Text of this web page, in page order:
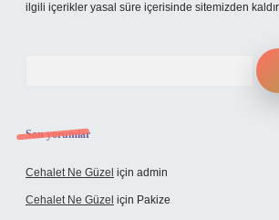
ilgili içerikler yasal süre içerisinde sitemizden
Son yorumlar
Cehalet Ne Güzel için admin
Cehalet Ne Güzel için Pakize